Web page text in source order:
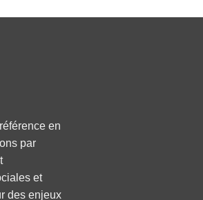
en
par
et
des enjeux